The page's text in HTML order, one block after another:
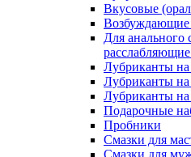
Вкусовые
Возбуждающие
Для анального
расслабляющие
Лубриканты
Лубриканты
Лубриканты на
Подарочные
Пробники
Смазки для
Смазки для